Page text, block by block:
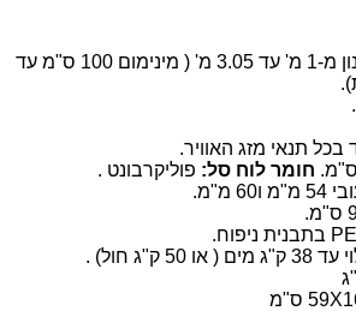
ניתן לכוונון מ-1 מ' עד 3.05 מ' ( מינימום 100 ס"מ עד
בכל תנאי מזג האוויר.
חומר לוח סל: פוליקרבונט .
מ"מ.
50 ק"ג חול) .